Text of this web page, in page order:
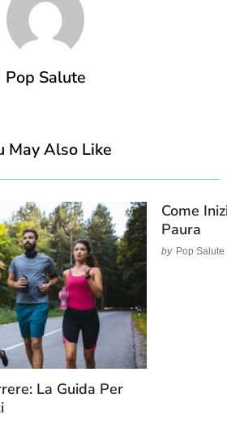
Pop Salute
May Also Like
La Guida Per
Come
Paura
by Pop Salute